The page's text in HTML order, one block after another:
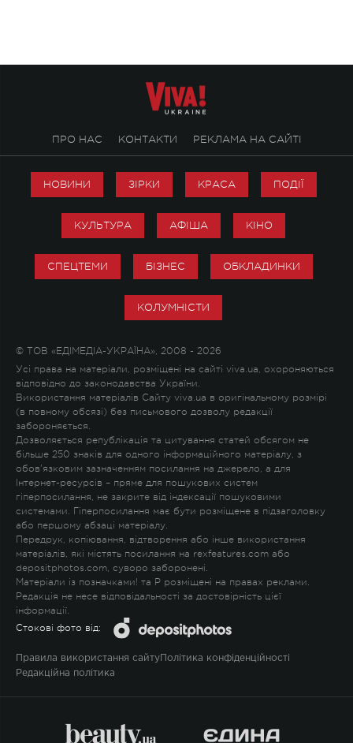
ПРО НАС КОНТАКТИ РЕКЛАМА НА САЙТІ
НОВИНИ ЗІРКИ КРАСА ПОДІЇ
КУЛЬТУРА АФІША КІНО
СПЕЦТЕМИ БІЗНЕС ОБКЛАДИНКИ
КОЛУМНІСТИ
© ТОВ «ЕДІМЕДІА-УКРАЇНА», 2008 - 2026
Усі права на матеріали, розміщені на сайті viva.ua, охороняються
відповідно до законодавства України.
Використання матеріалів Сайту viva.ua в оригінальному розмірі
(в повному обсязі) без письмового дозволу редакції
забороняється.
Дозволяється републікація та цитування статей обсягом не
більше 250 знаків для одного інформаційного матеріалу, з
обов'язковим зазначенням посилання на джерело, а для
Інтернет-ресурсів – пряме для пошукових систем
гіперпосилання, не закрите від індексації пошуковими
системами. Гіперпосилання має бути розміщене в підзаголовку
або першому абзаці матеріалу.
Передрук, копіювання, відтворення або інше використання
матеріалів, які містять посилання на rexfeatures.com або
depositphotos.com, суворо заборонені.
Матеріали із позначками! та P розміщені на правах реклами.
Редакція не несе відповідальності за достовірність цієї
інформації.
Стокові фото від:
Правила використання сайту Політика конфіденційності
Редакційна політика